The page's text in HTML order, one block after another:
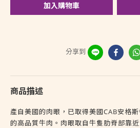
加入購物車
分享到
商品描述
產自美國的肉眼，已取得美國CAB安格
的高品質牛肉。肉眼取自牛隻肋脊部靠